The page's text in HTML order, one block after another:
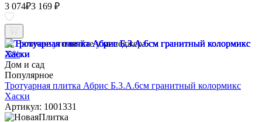
3 074₽3 169 ₽
Наличие уточняйте у менеджера
-3%
Дом и сад
Популярное
Тротуарная плитка Абрис Б.3.А.6см гранитный колормикс
Хаски
Артикул: 1001331